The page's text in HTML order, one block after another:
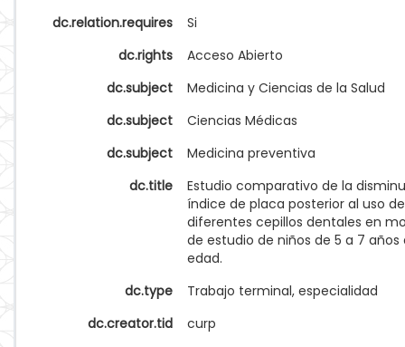
dc.relation.requires
Si
dc.rights
Acceso Abierto
dc.subject
Medicina y Ciencias de la Salud
dc.subject
Ciencias Médicas
dc.subject
Medicina preventiva
dc.title
Estudio comparativo de la
índice de placa posterior al uso
diferentes cepillos dentales en
de estudio de niños de 5 a 7 años
edad.
dc.type
Trabajo terminal, especialidad
dc.creator.tid
curp